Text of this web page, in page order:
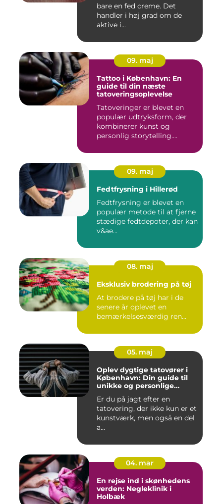
bare en fed creme. Det
handler i høj grad om de
aktive i...
09. maj
Tattoo i København: En
guide til din næste
tatoveringsoplevelse
Tatoveringer er blevet en
populær udtryksform, der
kombinerer kunst og
personlig storytelling....
09. maj
Fedtfrysning i Hillerød
Fedtfrysning er blevet en
populær metode til at fjerne
stædige fedtdepoter, der kan
v&ae...
08. maj
Eksklusiv brodering på tøj
At brodere på tøj har i de
senere år oplevet en
bemærkelsesværdig ren...
05. maj
Oplev dygtige tatovører i
København: Din guide til
unikke og personlige
Er du på jagt efter en
tatovering, der ikke kun er et
kunstværk, men også en del
a...
04. mar
En rejse ind i skønhedens
verden: Negleklinik i
Holbæk